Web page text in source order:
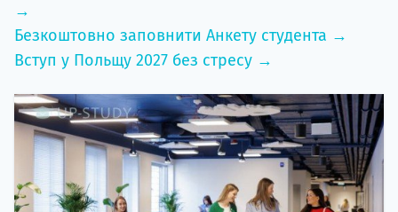
→
Безкоштовно заповнити Анкету студента →
Вступ у Польщу 2027 без стресу →